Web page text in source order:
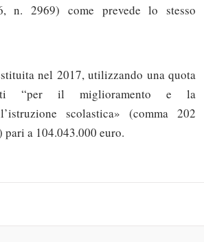
n. 2969) come prevede lo stesso
nel 2017, utilizzando una quota
“per il miglioramento e la
scolastica» (comma 202
pari a 104.043.000 euro.
registrati possono